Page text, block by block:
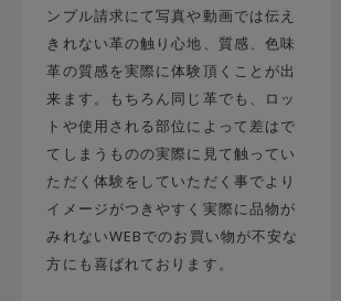
ンプル請求にて写真や動画では伝え
きれない革の触り心地、質感、色味
革の質感を実際に体験頂くことが出
来ます。もちろん同じ革でも、ロッ
トや使用される部位によって差はで
てしまうものの実際に見て触ってい
ただく体験をしていただく事でより
イメージがつきやすく実際に品物が
みれないWEBでのお買い物が不安な
方にも喜ばれております。